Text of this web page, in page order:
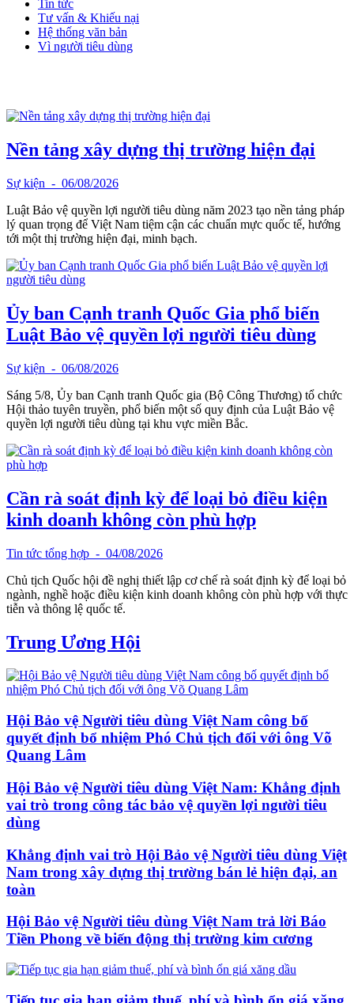
Tin tức
Tư vấn & Khiếu nại
Hệ thống văn bản
Vì người tiêu dùng
Nền tảng xây dựng thị trường hiện đại
Sự kiện - 06/08/2026
Luật Bảo vệ quyền lợi người tiêu dùng năm 2023 tạo nền tảng pháp
lý quan trọng để Việt Nam tiệm cận các chuẩn mực quốc tế, hướng
tới một thị trường hiện đại, minh bạch.
Ủy ban Cạnh tranh Quốc Gia phổ biến
Luật Bảo vệ quyền lợi người tiêu dùng
Sự kiện - 06/08/2026
Sáng 5/8, Ủy ban Cạnh tranh Quốc gia (Bộ Công Thương) tổ chức
Hội thảo tuyên truyền, phổ biến một số quy định của Luật Bảo vệ
quyền lợi người tiêu dùng tại khu vực miền Bắc.
Cần rà soát định kỳ để loại bỏ điều kiện
kinh doanh không còn phù hợp
Tin tức tổng hợp - 04/08/2026
Chủ tịch Quốc hội đề nghị thiết lập cơ chế rà soát định kỳ để loại bỏ
ngành, nghề hoặc điều kiện kinh doanh không còn phù hợp với thực
tiễn và thông lệ quốc tế.
Trung Ương Hội
Hội Bảo vệ Người tiêu dùng Việt Nam công bố
quyết định bổ nhiệm Phó Chủ tịch đối với ông Võ
Quang Lâm
Hội Bảo vệ Người tiêu dùng Việt Nam: Khẳng định
vai trò trong công tác bảo vệ quyền lợi người tiêu
dùng
Khẳng định vai trò Hội Bảo vệ Người tiêu dùng Việt
Nam trong xây dựng thị trường bán lẻ hiện đại, an
toàn
Hội Bảo vệ Người tiêu dùng Việt Nam trả lời Báo
Tiền Phong về biến động thị trường kim cương